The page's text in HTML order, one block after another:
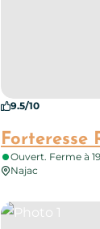
Forteresse
9.5/10
Ouvert. Ferme à
Najac
Photo 1